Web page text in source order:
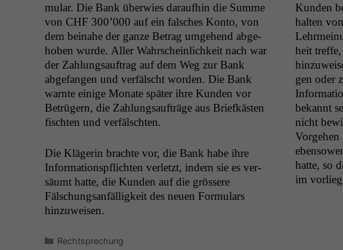
mu­lar. Die Bank über­wies daraufhin die Summe
von CHF 300’000 auf ein falsches Kon­to, von
dem beina­he der ganze Betrag umge­hend abge­
hoben wurde. Aller Wahrschein­lichkeit nach war
der Zahlungsauf­trag auf dem Weg zur Bank
abge­fan­gen und ver­fälscht wor­den. Die Bank
warnte einige Monate später ihre Kun­den vor
Betrügern, die Zahlungsaufträge aus Briefkästen
fis­cht­en und verfälschten.
Die Klägerin brachte vor, die Bank habe ihre
Infor­ma­tion­spflicht­en ver­let­zt, indem sie es ver­
säumt hat­te, die Kun­den auf die grössere
Fälschungsan­fäl­ligkeit des neuen For­mu­la­rs
hinzuweisen.
Kun­den
hal­ten
heit
gen oder
bekan­nt
nicht
Vorge­hen
hat­te, so
im
Kategorien
Rechtsprechung